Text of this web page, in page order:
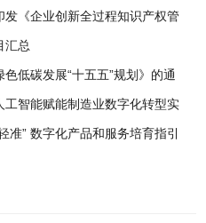
案》的通知
发《企业创新全过程知识产权管
汇总
低碳发展“十五五”规划》的通
工智能赋能制造业数字化转型实
准” 数字化产品和服务培育指引